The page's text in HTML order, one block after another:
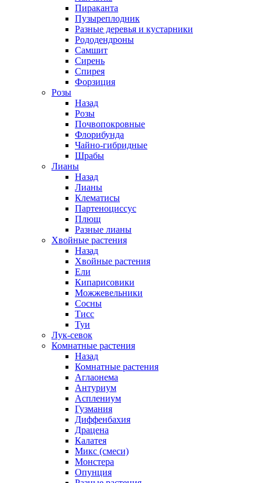
Пираканта
Пузыреплодник
Разные деревья и кустарники
Рододендроны
Самшит
Сирень
Спирея
Форзиция
Розы
Назад
Розы
Почвопокровные
Флорибунда
Чайно-гибридные
Шрабы
Лианы
Назад
Лианы
Клематисы
Партеноциссус
Плющ
Разные лианы
Хвойные растения
Назад
Хвойные растения
Ели
Кипарисовики
Можжевельники
Сосны
Тисс
Туи
Лук-севок
Комнатные растения
Назад
Комнатные растения
Аглаонема
Антуриум
Асплениум
Гузмания
Диффенбахия
Драцена
Калатея
Микс (смеси)
Монстера
Опунция